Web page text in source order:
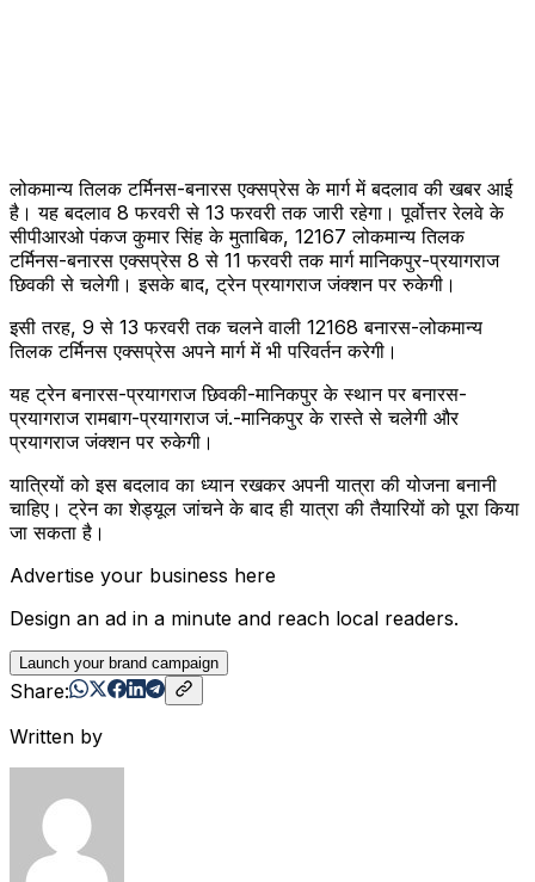
लोकमान्य तिलक टर्मिनस-बनारस एक्सप्रेस के मार्ग में बदलाव की खबर आई
है। यह बदलाव 8 फरवरी से 13 फरवरी तक जारी रहेगा। पूर्वोत्तर रेलवे के
सीपीआरओ पंकज कुमार सिंह के मुताबिक, 12167 लोकमान्य तिलक
टर्मिनस-बनारस एक्सप्रेस 8 से 11 फरवरी तक मार्ग मानिकपुर-प्रयागराज
छिवकी से चलेगी। इसके बाद, ट्रेन प्रयागराज जंक्शन पर रुकेगी।
इसी तरह, 9 से 13 फरवरी तक चलने वाली 12168 बनारस-लोकमान्य
तिलक टर्मिनस एक्सप्रेस अपने मार्ग में भी परिवर्तन करेगी।
यह ट्रेन बनारस-प्रयागराज छिवकी-मानिकपुर के स्थान पर बनारस-
प्रयागराज रामबाग-प्रयागराज जं.-मानिकपुर के रास्ते से चलेगी और
प्रयागराज जंक्शन पर रुकेगी।
यात्रियों को इस बदलाव का ध्यान रखकर अपनी यात्रा की योजना बनानी
चाहिए। ट्रेन का शेड्यूल जांचने के बाद ही यात्रा की तैयारियों को पूरा किया
जा सकता है।
Advertise your business here
Design an ad in a minute and reach local readers.
Launch your brand campaign
Share:
Written by